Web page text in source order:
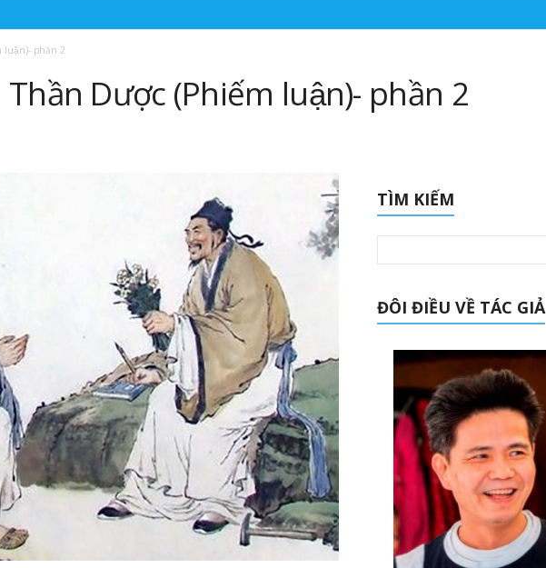
luận)- phần 2
Thần Dược (Phiếm luận)- phần 2
TÌM KIẾM
ĐÔI ĐIỀU VỀ TÁC GIẢ